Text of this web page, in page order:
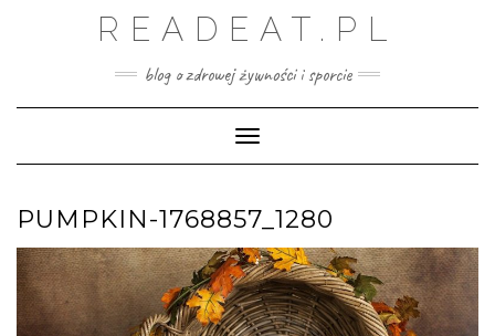
READEAT.PL
blog o zdrowej żywności i sporcie
Toggle Navigation
PUMPKIN-1768857_1280